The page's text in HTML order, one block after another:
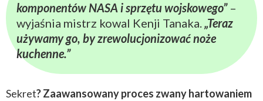
komponentów NASA i sprzętu wojskowego”–
wyjaśnia mistrz kowal Kenji Tanaka.„Teraz
używamy go, by zrewolucjonizować noże
kuchenne.”
Sekret? Zaawansowany proces zwany hartowaniem